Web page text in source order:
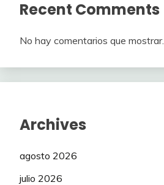
Recent Comments
No hay comentarios que mostrar.
Archives
agosto 2026
julio 2026